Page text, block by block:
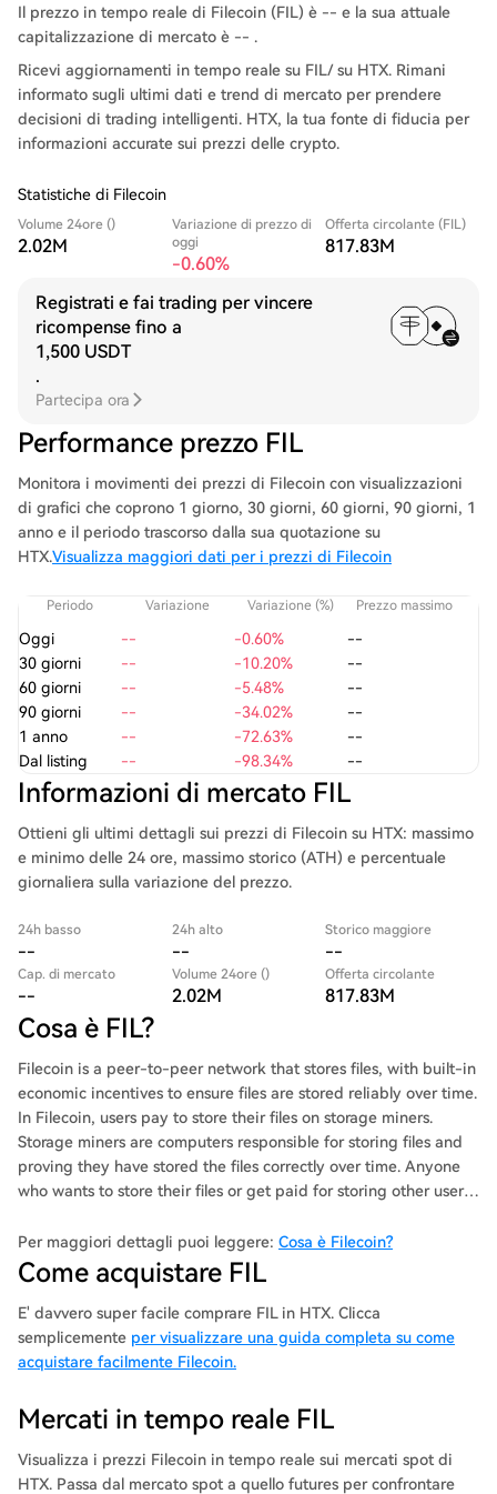
Il prezzo in tempo reale di Filecoin (FIL) è -- e la sua attuale
capitalizzazione di mercato è -- .
Ricevi aggiornamenti in tempo reale su FIL/ su HTX. Rimani
informato sugli ultimi dati e trend di mercato per prendere
decisioni di trading intelligenti. HTX, la tua fonte di fiducia per
informazioni accurate sui prezzi delle crypto.
Statistiche di Filecoin
Volume 24ore ()
2.02M
Variazione di prezzo di
oggi
-0.60%
Offerta circolante (FIL)
817.83M
Registrati e fai trading per vincere
ricompense fino a
1,500 USDT
.
Partecipa ora
Performance prezzo FIL
Monitora i movimenti dei prezzi di Filecoin con visualizzazioni
di grafici che coprono 1 giorno, 30 giorni, 60 giorni, 90 giorni, 1
anno e il periodo trascorso dalla sua quotazione su
HTX.Visualizza maggiori dati per i prezzi di Filecoin
Periodo Variazione Variazione (%) Prezzo massimo
Oggi -- -0.60%
--
30 giorni
-- -10.20%
--
60 giorni
-- -5.48%
--
90 giorni
-- -34.02%
--
1 anno
-- -72.63%
--
Dal listing
-- -98.34% --
Informazioni di mercato FIL
Ottieni gli ultimi dettagli sui prezzi di Filecoin su HTX: massimo
e minimo delle 24 ore, massimo storico (ATH) e percentuale
giornaliera sulla variazione del prezzo.
24h basso
--
24h alto
--
Storico maggiore
--
Cap. di mercato
--
Volume 24ore ()
2.02M
Offerta circolante
817.83M
Cosa è FIL?
Filecoin is a peer-to-peer network that stores files, with built-in
economic incentives to ensure files are stored reliably over time.
In Filecoin, users pay to store their files on storage miners.
Storage miners are computers responsible for storing files and
proving they have stored the files correctly over time. Anyone
who wants to store their files or get paid for storing other users’
storage, is not controlled by any single company. Instead,
Filecoin facilitates open markets for storing and retrieving files
that anyone can participate in. Filecoin includes a blockchain
and native cryptocurrency (FIL). Storage miners earn units of
FIL for storing files. Filecoin’s blockchain records transactions to
send and receive FIL, along with proofs from storage miners
Per maggiori dettagli puoi leggere: Cosa è Filecoin?
Come acquistare FIL
E' davvero super facile comprare FIL in HTX. Clicca
semplicemente per visualizzare una guida completa su come
acquistare facilmente Filecoin.
Mercati in tempo reale FIL
Visualizza i prezzi Filecoin in tempo reale sui mercati spot di
HTX. Passa dal mercato spot a quello futures per confrontare